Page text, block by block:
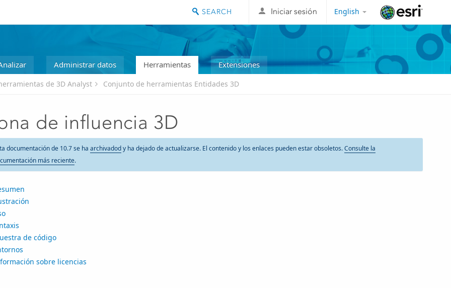
English
Iniciar sesión
Administrar datos Herramientas Extensiones
de 3D Analyst Conjunto de herramientas Entidades 3D
de influencia 3D
documentación de 10.7 se ha archivadody ha dejado de actualizarse. El contenido y los enlaces pueden estar obsoletos.Consulte la
más reciente.
de código
sobre licencias